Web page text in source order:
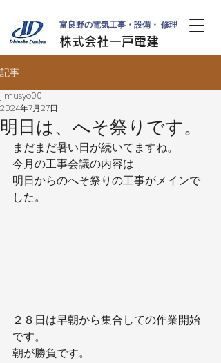
富良野の電気工事・設備・ 修理
株式会社一戸電建
記事
明日は、へそ祭りです。
jimusyo00
2024年7月27日
まだまだ暑い日が続いてますね。
今月の工事会議の内容は
明日からのへそ祭りの工事がメインで
した。
２８日は早朝から集合しての作業開始
です。
朝が勝負です。